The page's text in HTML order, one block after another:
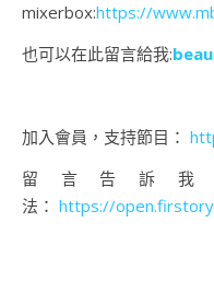
mixerbox:https://
也可以在此留言給我:
加入會員，支持節目：
留言告訴
法： https://